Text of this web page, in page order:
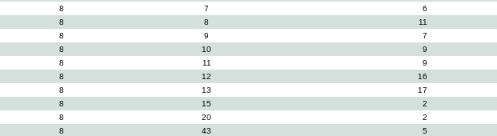
8
7 6
8
8 11
8
9 7
8
10 9
8
11 9
8
12 16
8
13 17
8
15 2
8
20 2
8
43 5